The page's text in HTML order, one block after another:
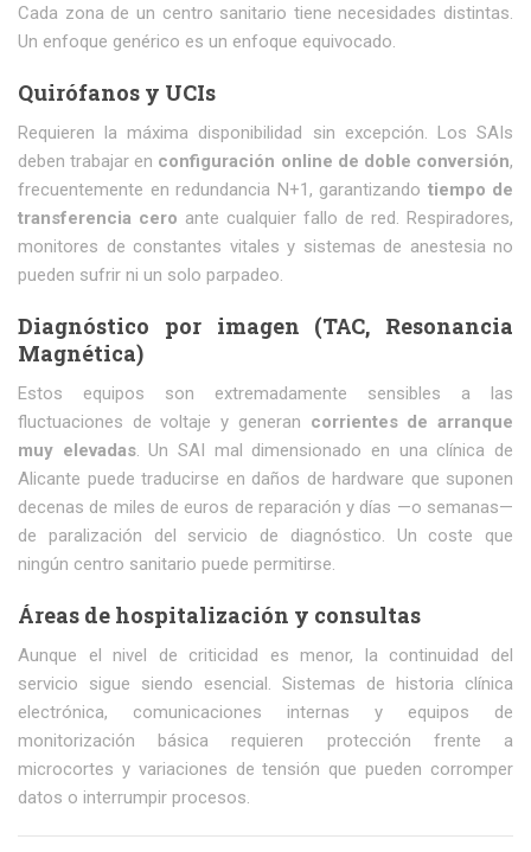
Cada zona de un centro sanitario tiene necesidades distintas.
Un enfoque genérico es un enfoque equivocado.
Quirófanos y UCIs
Requieren la máxima disponibilidad sin excepción. Los SAIs
deben trabajar en configuración online de doble conversión,
frecuentemente en redundancia N+1, garantizando tiempo de
transferencia cero ante cualquier fallo de red. Respiradores,
monitores de constantes vitales y sistemas de anestesia no
pueden sufrir ni un solo parpadeo.
Diagnóstico por imagen (TAC, Resonancia
Magnética)
Estos equipos son extremadamente sensibles a las
fluctuaciones de voltaje y generan corrientes de arranque
muy elevadas. Un SAI mal dimensionado en una clínica de
Alicante puede traducirse en daños de hardware que suponen
decenas de miles de euros de reparación y días —o semanas—
de paralización del servicio de diagnóstico. Un coste que
ningún centro sanitario puede permitirse.
Áreas de hospitalización y consultas
Aunque el nivel de criticidad es menor, la continuidad del
servicio sigue siendo esencial. Sistemas de historia clínica
electrónica, comunicaciones internas y equipos de
monitorización básica requieren protección frente a
microcortes y variaciones de tensión que pueden corromper
datos o interrumpir procesos.